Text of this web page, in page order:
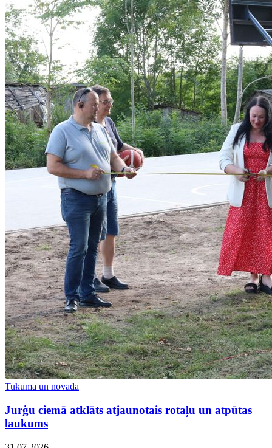
Tukumā un novadā
Jurģu ciemā atklāts atjaunotais rotaļu un atpūtas
laukums